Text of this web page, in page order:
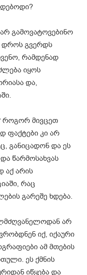
გამოვატოვებინო
დროს გვერდს
რამდენად
იყოს
და,
როგორ მივცეთ
ფაქტები კი არ
განიცადონ და ეს
წარმოსახვას
აქ არის
რაც
გარეშე ხდება.
არ
იქ, იქაური
ამ მთების
ეს ქმნის
იწყება და